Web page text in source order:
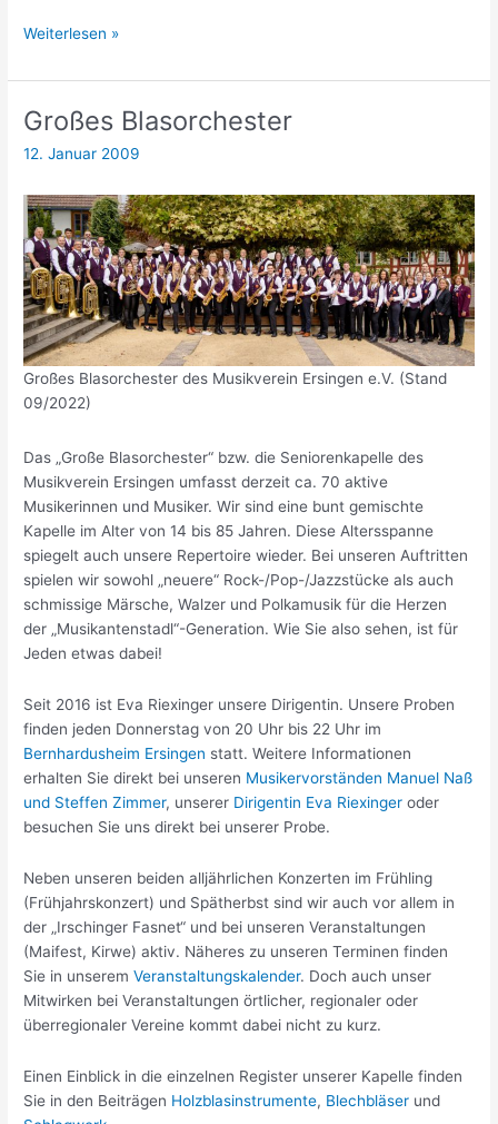
Der
Weiterlesen »
Großes Blasorchester
12. Januar 2009
Großes Blasorchester des Musikverein Ersingen e.V. (Stand
09/2022)
Das „Große Blasorchester“ bzw. die Seniorenkapelle des
Musikverein Ersingen umfasst derzeit ca. 70 aktive
Musikerinnen und Musiker. Wir sind eine bunt gemischte
Kapelle im Alter von 14 bis 85 Jahren. Diese Altersspanne
spiegelt auch unsere Repertoire wieder. Bei unseren Auftritten
spielen wir sowohl „neuere“ Rock-/Pop-/Jazzstücke als auch
schmissige Märsche, Walzer und Polkamusik für die Herzen
der „Musikantenstadl“-Generation. Wie Sie also sehen, ist für
Jeden etwas dabei!
Seit 2016 ist Eva Riexinger unsere Dirigentin. Unsere Proben
finden jeden Donnerstag von 20 Uhr bis 22 Uhr im
Bernhardusheim Ersingen statt. Weitere Informationen
erhalten Sie direkt bei unseren Musikervorständen Manuel Naß
und Steffen Zimmer, unserer Dirigentin Eva Riexinger oder
besuchen Sie uns direkt bei unserer Probe.
Neben unseren beiden alljährlichen Konzerten im Frühling
(Frühjahrskonzert) und Spätherbst sind wir auch vor allem in
der „Irschinger Fasnet“ und bei unseren Veranstaltungen
(Maifest, Kirwe) aktiv. Näheres zu unseren Terminen finden
Sie in unseremVeranstaltungskalender. Doch auch unser
Mitwirken bei Veranstaltungen örtlicher, regionaler oder
überregionaler Vereine kommt dabei nicht zu kurz.
Einen Einblick in die einzelnen Register unserer Kapelle finden
Sie in den Beiträgen Holzblasinstrumente, Blechbläser und